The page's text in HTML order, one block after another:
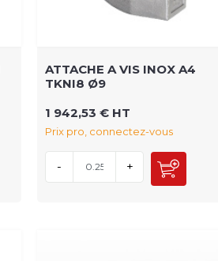
ATTACHE A VIS INOX A4
TKNI8 Ø9
1 942,53 € HT
Prix pro, connectez-vous
- +